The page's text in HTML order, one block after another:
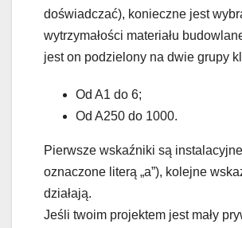
doświadczać), konieczne jest
wytrzymałości materiału
jest on podzielony na dwie grupy
Od A1 do 6;
Od A250 do 1000.
Pierwsze wskaźniki są
oznaczone literą „a”), kolejne
działają.
Jeśli twoim projektem jest mały